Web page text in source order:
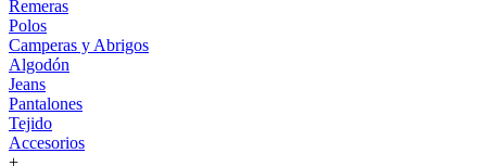
Remeras
Polos
Camperas y Abrigos
Algodón
Jeans
Pantalones
Tejido
Accesorios
+